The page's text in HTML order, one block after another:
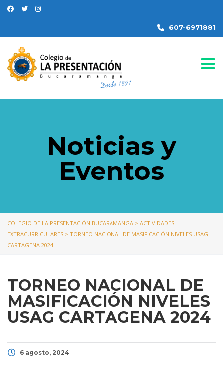
607-6971881
Noticias y
Eventos
COLEGIO DE LA PRESENTACIÓN BUCARAMANGA > ACTIVIDADES
EXTRACURRICULARES > TORNEO NACIONAL DE MASIFICACIÓN NIVELES USAG
CARTAGENA 2024
TORNEO NACIONAL DE
MASIFICACIÓN NIVELES
USAG CARTAGENA 2024
6 agosto, 2024